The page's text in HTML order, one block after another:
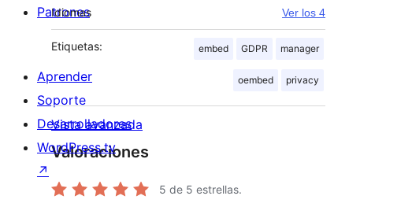
Idiomas Ver los 4
Etiquetas: embed GDPR manager
oembed privacy
Vista avanzada
Valoraciones
5 de 5 estrellas.
Patrones
Aprender
Soporte
Desarrolladores
WordPress.tv
↗